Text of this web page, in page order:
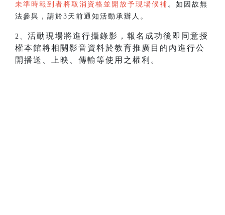
未準時報到者將取消資格並開放予現場候補 。如因故無
法參與，請於3天前通知活動承辦人。
2、 活動現場將進行攝錄影，報名成功後即同意授
權本館將相關影音資料於教育推廣目的內進行公
開播送、上映、傳輸等使用之權利。